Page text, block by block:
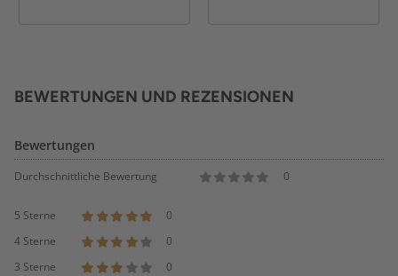
BEWERTUNGEN UND REZENSIONEN
Bewertungen
Durchschnittliche Bewertung 0
5 Sterne
0
4 Sterne
0
3 Sterne
0